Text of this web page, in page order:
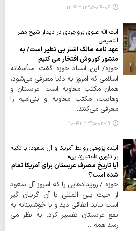
۱۳۹۵-۰۴-۰۶ ۱۲:۴۳
آیت الله علوی بروجردی در دیدار شیخ مطر
التمیمی:
عهد نامه مالک اشتر بی نظیر است/ به
منشور کوروش افتخار می کنیم
حوزه/ این استاد حوزه گفت: متأسفانه
اسلامی که امروز به دنیا معرفی می‌شود،
همان مکتب معاویه است. عربستان و
وهابیت، مکتب معاویه و بنی‌امیه را
معرفی می‌کنند.…
۱۳۹۵-۰۳-۱۹ ۱۰:۴۲
آینده پژوهی روابط آمریکا و آل سعود؛ با تکیه
بر تئوری «اعتبارزدایی»
آیا تاریخ مصرف عربستان برای آمریکا تمام
شده است؟
حوزه / رویدادهایی را که امروز آل سعود
از حیث بین المللی با آن گریبان گیر
است نباید اتفاقی دید و یا خوشبینانه به
نفع عربستان تفسیر کرد. به نظر می
رسد همه…